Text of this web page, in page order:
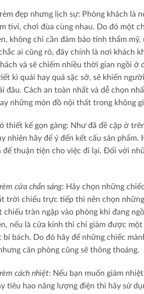
đẹp nhưng lịch sự: Phòng khách là
tivi, chơi đùa cùng nhau. Do đó một
không chỉ cần đảm bảo tính thẩm
ai cũng rõ, đây chính là nơi khách
và sẽ chiếm nhiều thời gian ngồi
kì quái hay quá sặc sỡ, sẽ khiến
đâu. Cách an toàn nhất và dễ chọn
những món đồ nội thất trong không
thiết kế gọn gàng: Như đã đề cập ở
nhiên hãy để ý đến kết cấu sản
để thuận tiện cho việc đi lại. Đối với
rèm cửa chắn sáng: Hãy chọn những
trời chiếu trực tiếp thì nên chọn
chiếu tràn ngập vào phòng khi đang
nếu là cửa kính thì chỉ giảm được
bí bách. Do đó hãy để những chiếc
căn phòng cũng sẽ thông thoáng.
rèm cách nhiệt: Nếu bạn muốn giảm
tiêu hao năng lượng điện thì hãy sử